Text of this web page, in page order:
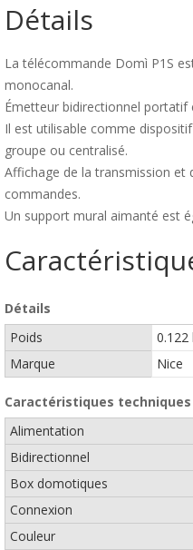
Détails
La télécommande Domì P1S
monocanal.
Émetteur bidirectionnel portatif
Il est utilisable comme
groupe ou centralisé.
Affichage de la transmission et
commandes.
Un support mural aimanté est
Détails
Poids
0.122
Marque
Nice
Caractéristiques techniques
Alimentation
Bidirectionnel
Box domotiques
Connexion
Couleur